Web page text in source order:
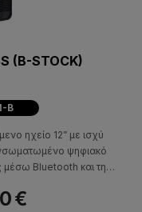
(B-STOCK)
B
ηχείο 12” με ισχύ
ψηφιακό
μέσω Bluetooth και της
€